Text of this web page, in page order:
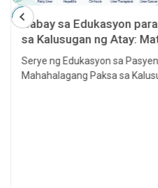
Gabay sa Edukasyon
sa Kalusugan ng Atay:
Hepatitis, Cirrhosis,
Kanser sa Atay
Serye ng Edukasyon sa
Mahahalagang Paksa sa